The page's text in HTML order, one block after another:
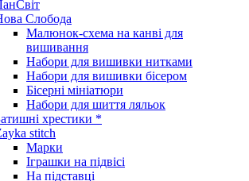
Слобода
Малюнок-схема на канві для
вишивання
Набори для вишивки нитками
Набори для вишивки бісером
Бісерні мініатюри
Набори для шиття ляльок
хрестики *
stitch
Марки
Іграшки на підвісі
На підставці